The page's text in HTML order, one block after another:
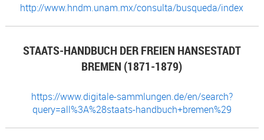
http://www.hndm.unam.mx/consulta/busqueda/index
STAATS-HANDBUCH DER FREIEN HANSESTADT
BREMEN (1871-1879)
https://www.digitale-sammlungen.de/en/search?
query=all%3A%28staats-handbuch+bremen%29